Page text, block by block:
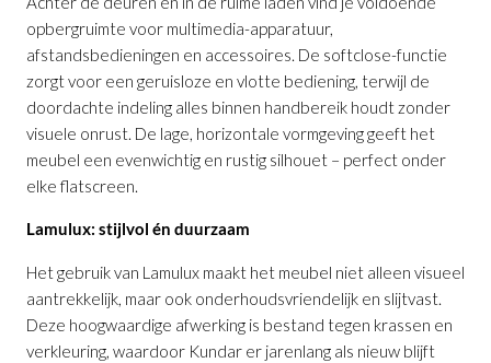
opbergruimte voor multimedia-apparatuur,
afstandsbedieningen en accessoires. De softclose-functie
zorgt voor een geruisloze en vlotte bediening, terwijl de
doordachte indeling alles binnen handbereik houdt zonder
visuele onrust. De lage, horizontale vormgeving geeft het
meubel een evenwichtig en rustig silhouet – perfect onder
elke flatscreen.
Lamulux: stijlvol én duurzaam
Het gebruik van Lamulux maakt het meubel niet alleen visueel
aantrekkelijk, maar ook onderhoudsvriendelijk en slijtvast.
Deze hoogwaardige afwerking is bestand tegen krassen en
verkleuring, waardoor Kundar er jarenlang als nieuw blijft